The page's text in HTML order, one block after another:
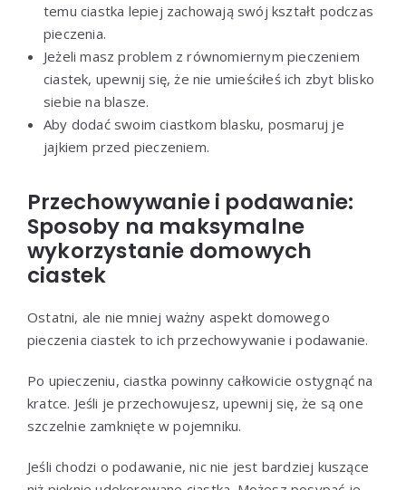
temu ciastka lepiej zachowają swój kształt podczas
pieczenia.
Jeżeli masz problem z równomiernym pieczeniem
ciastek, upewnij się, że nie umieściłeś ich zbyt blisko
siebie na blasze.
Aby dodać swoim ciastkom blasku, posmaruj je
jajkiem przed pieczeniem.
Przechowywanie i podawanie:
Sposoby na maksymalne
wykorzystanie domowych
ciastek
Ostatni, ale nie mniej ważny aspekt domowego
pieczenia ciastek to ich przechowywanie i podawanie.
Po upieczeniu, ciastka powinny całkowicie ostygnąć na
kratce. Jeśli je przechowujesz, upewnij się, że są one
szczelnie zamknięte w pojemniku.
Jeśli chodzi o podawanie, nic nie jest bardziej kuszące